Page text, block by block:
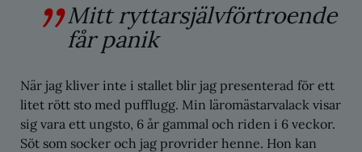
Mitt ryttarsjälvförtroende
får panik
När jag kliver inte i stallet blir jag presenterad för ett
litet rött sto med pufflugg. Min läromästarvalack visar
sig vara ett ungsto, 6 år gammal och riden i 6 veckor.
Söt som socker och jag provrider henne. Hon kan